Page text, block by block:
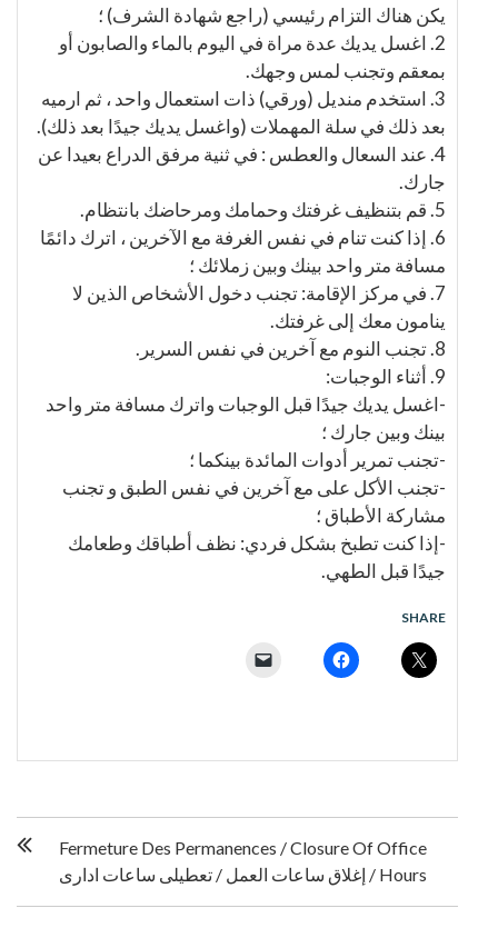
يكن هناك التزام رئيسي (راجع شهادة الشرف) ؛
2. اغسل يديك عدة مراة في اليوم بالماء والصابون أو
بمعقم وتجنب لمس وجهك.
3. استخدم منديل (ورقي) ذات استعمال واحد ، ثم ارميه
بعد ذلك في سلة المهملات (واغسل يديك جيدًا بعد ذلك).
4. عند السعال والعطس : في ثنية مرفق الدراع بعيدا عن
جارك.
5. قم بتنظيف غرفتك وحمامك ومرحاضك بانتظام.
6. إذا كنت تنام في نفس الغرفة مع الآخرين ، اترك دائمًا
مسافة متر واحد بينك وبين زملائك ؛
7. في مركز الإقامة: تجنب دخول الأشخاص الذين لا
ينامون معك إلى غرفتك.
8. تجنب النوم مع آخرين في نفس السرير.
9. أثناء الوجبات:
-اغسل يديك جيدًا قبل الوجبات واترك مسافة متر واحد
بينك وبين جارك ؛
-تجنب تمرير أدوات المائدة بينكما ؛
-تجنب الأكل على مع آخرين في نفس الطبق و تجنب
مشاركة الأطباق ؛
-إذا كنت تطبخ بشكل فردي: نظف أطباقك وطعامك
جيدًا قبل الطهي.
SHARE
Fermeture Des Permanences / Closure Of Office
Hours / إغلاق ساعات العمل / تعطیلی ساعات اداری